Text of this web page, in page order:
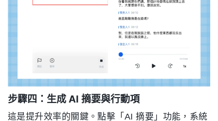
步驟四：生成 AI 摘要與行動項
這是提升效率的關鍵。點擊「AI 摘要」功能，系統